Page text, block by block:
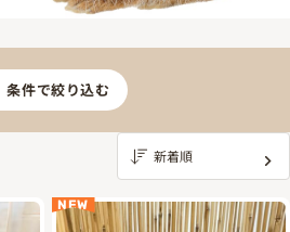
条件で絞り込む
NEW